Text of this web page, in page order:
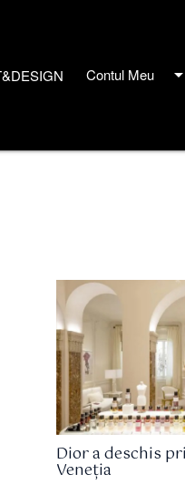
Contul Meu arrow_drop_down
Dior a deschis
Veneția